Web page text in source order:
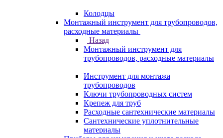
Колодцы
Монтажный инструмент для трубопроводов,
расходные материалы
Назад
Монтажный инструмент для
трубопроводов, расходные материалы
Инструмент для монтажа
трубопроводов
Ключи трубопроводных систем
Крепеж для труб
Расходные сантехнические материалы
Сантехнические уплотнительные
материалы